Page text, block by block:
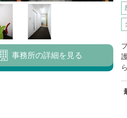
事務所の詳細を見る